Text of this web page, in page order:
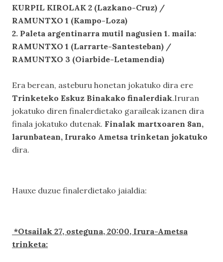
KURPIL KIROLAK 2 (Lazkano-Cruz) /
RAMUNTXO 1 (Kampo-Loza)
2. Paleta argentinarra mutil nagusien 1. maila:
RAMUNTXO 1 (Larrarte-Santesteban) /
RAMUNTXO 3 (Oiarbide-Letamendia)
Era berean, asteburu honetan jokatuko dira ere
Trinketeko Eskuz Binakako finalerdiak.Iruran
jokatuko diren finalerdietako garaileak izanen dira
finala jokatuko dutenak. Finalak martxoaren 8an,
larunbatean, Irurako Ametsa trinketan jokatuko
dira.
Hauxe duzue finalerdietako jaialdia:
*Otsailak 27, osteguna, 20:00, Irura-Ametsa
trinketa: